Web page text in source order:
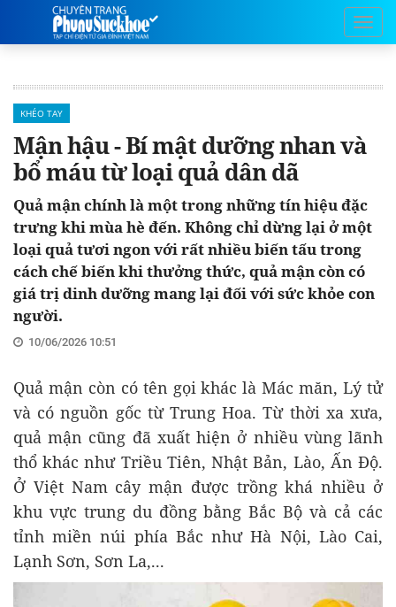
KHÉO TAY
Mận hậu - Bí mật dưỡng nhan và
bổ máu từ loại quả dân dã
Quả mận chính là một trong những tín hiệu đặc
trưng khi mùa hè đến. Không chỉ dừng lại ở một
loại quả tươi ngon với rất nhiều biến tấu trong
cách chế biến khi thưởng thức, quả mận còn có
giá trị dinh dưỡng mang lại đối với sức khỏe con
người.
10/06/2026 10:51
Quả mận còn có tên gọi khác là Mác măn, Lý tử
và có nguồn gốc từ Trung Hoa. Từ thời xa xưa,
quả mận cũng đã xuất hiện ở nhiều vùng lãnh
thổ khác như Triều Tiên, Nhật Bản, Lào, Ấn Độ.
Ở Việt Nam cây mận được trồng khá nhiều ở
khu vực trung du đồng bằng Bắc Bộ và cả các
tỉnh miền núi phía Bắc như Hà Nội, Lào Cai,
Lạnh Sơn, Sơn La,...